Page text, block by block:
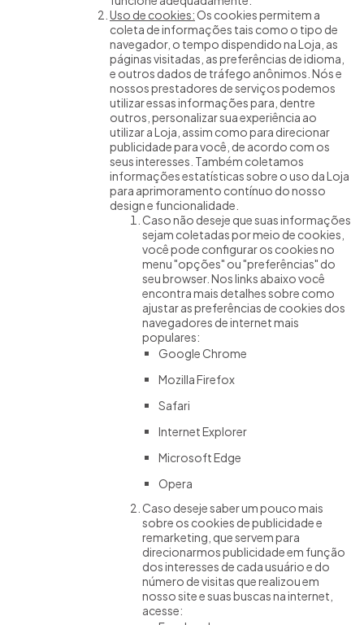
Uso de cookies:Os cookies permitem a
coleta de informações tais como o tipo de
navegador, o tempo dispendido na Loja, as
páginas visitadas, as preferências de idioma,
e outros dados de tráfego anônimos. Nós e
nossos prestadores de serviços podemos
utilizar essas informações para, dentre
outros, personalizar sua experiência ao
utilizar a Loja, assim como para direcionar
publicidade para você, de acordo com os
seus interesses. Também coletamos
informações estatísticas sobre o uso da Loja
para aprimoramento contínuo do nosso
design e funcionalidade.
Caso não deseje que suas informações
sejam coletadas por meio de cookies,
você pode configurar os cookies no
menu "opções" ou "preferências" do
seu browser. Nos links abaixo você
encontra mais detalhes sobre como
ajustar as preferências de cookies dos
navegadores de internet mais
populares:
Google Chrome
Mozilla Firefox
Safari
Internet Explorer
Microsoft Edge
Opera
Caso deseje saber um pouco mais
sobre os cookies de publicidade e
remarketing, que servem para
direcionarmos publicidade em função
dos interesses de cada usuário e do
número de visitas que realizou em
nosso site e suas buscas na internet,
acesse: